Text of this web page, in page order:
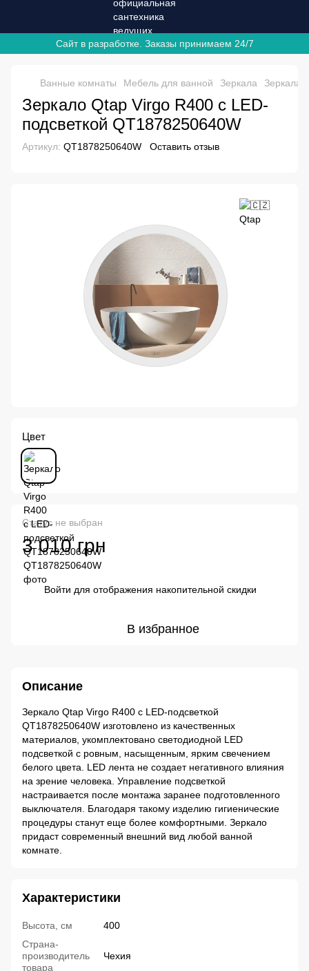
Сайт в разработке. Заказы принимаем 24/7
Ванные комнаты Мебель для ванной Зеркала
Зеркало Qtap Virgo R400 с LED-
подсветкой QT1878250640W
Артикул: QT1878250640W Оставить отзыв
Цвет
Статус не выбран
3 010 грн
Войти для отображения накопительной скидки
В избранное
Описание
Зеркало Qtap Virgo R400 с LED-подсветкой
QT1878250640W изготовлено из качественных
материалов, укомплектовано светодиодной LED
подсветкой с ровным, насыщенным, ярким свечением
белого цвета. LED лента не создает негативного влияния
на зрение человека. Управление подсветкой
настраивается после монтажа заранее подготовленного
выключателя. Благодаря такому изделию гигиенические
процедуры станут еще более комфортными. Зеркало
придаст современный внешний вид любой ванной
комнате.
Характеристики
Высота, см
400
Страна-
производитель
товара
Чехия